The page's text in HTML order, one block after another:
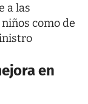
a las
como de
en